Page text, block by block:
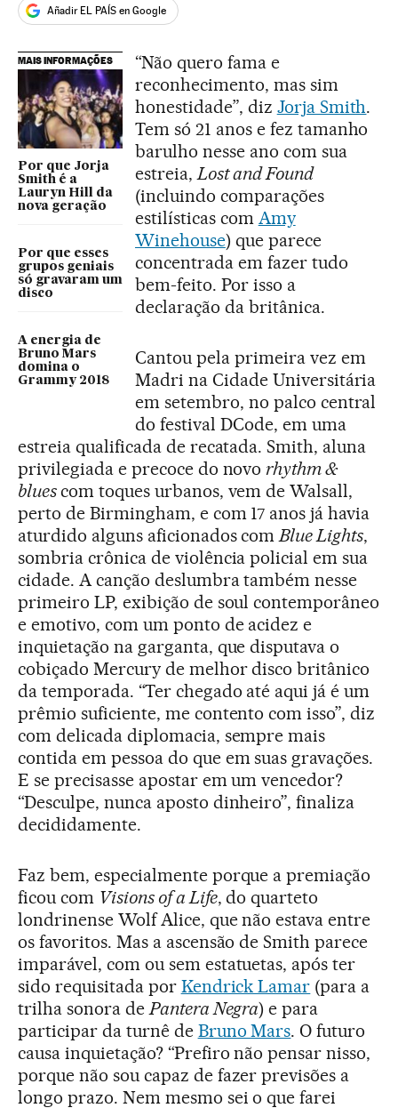
Añadir EL PAÍS en Google
MAIS INFORMAÇÕES
Por que Jorja
Smith é a
Lauryn Hill da
nova geração
Por que esses
grupos geniais
só gravaram um
disco
A energia de
Bruno Mars
domina o
Grammy 2018
“Não quero fama e
reconhecimento, mas sim
honestidade”, diz Jorja Smith.
Tem só 21 anos e fez tamanho
barulho nesse ano com sua
estreia,Lost and Found
(incluindo comparações
estilísticas com Amy
Winehouse) que parece
concentrada em fazer tudo
bem-feito. Por isso a
declaração da britânica.
Cantou pela primeira vez em
Madri na Cidade Universitária
em setembro, no palco central
do festival DCode, em uma
estreia qualificada de recatada. Smith, aluna
privilegiada e precoce do novorhythm &
bluescom toques urbanos, vem de Walsall,
perto de Birmingham, e com 17 anos já havia
aturdido alguns aficionados comBlue Lights,
sombria crônica de violência policial em sua
cidade. A canção deslumbra também nesse
primeiro LP, exibição de soul contemporâneo
e emotivo, com um ponto de acidez e
inquietação na garganta, que disputava o
cobiçado Mercury de melhor disco britânico
da temporada. “Ter chegado até aqui já é um
prêmio suficiente, me contento com isso”, diz
com delicada diplomacia, sempre mais
contida em pessoa do que em suas gravações.
E se precisasse apostar em um vencedor?
“Desculpe, nunca aposto dinheiro”, finaliza
decididamente.
Faz bem, especialmente porque a premiação
ficou com Visions of a Life, do quarteto
londrinense Wolf Alice, que não estava entre
os favoritos. Mas a ascensão de Smith parece
imparável, com ou sem estatuetas, após ter
sido requisitada por Kendrick Lamar (para a
trilha sonora dePantera Negra) e para
participar da turnê de Bruno Mars. O futuro
causa inquietação? “Prefiro não pensar nisso,
porque não sou capaz de fazer previsões a
longo prazo. Nem mesmo sei o que farei